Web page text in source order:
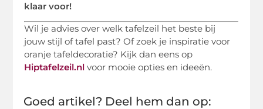
klaar voor!
Wil je advies over welk tafelzeil het beste bij
jouw stijl of tafel past? Of zoek je inspiratie voor
oranje tafeldecoratie? Kijk dan eens op
Hiptafelzeil.nl voor mooie opties en ideeën.
Goed artikel? Deel hem dan op: